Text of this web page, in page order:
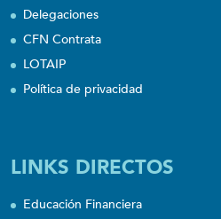
Delegaciones
CFN Contrata
LOTAIP
Política de privacidad
LINKS DIRECTOS
Educación Financiera